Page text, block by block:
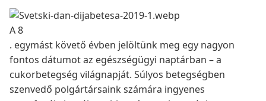
A 8
. egymást követő évben jelöltünk meg egy nagyon
fontos dátumot az egészségügyi naptárban – a
cukorbetegség világnapját. Súlyos betegségben
szenvedő polgártársaink számára ingyenes